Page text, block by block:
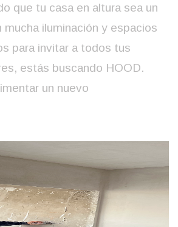
que tu casa en altura sea un
mucha iluminación y espacios
para invitar a todos tus
estás buscando HOOD.
un nuevo